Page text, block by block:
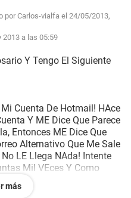
por Carlos-vialfa el 24/05/2013,
2013 a las 05:59
Y Tengo El Siguiente
Cuenta De Hotmail! HAce
Y ME Dice Que Parece
Entonces ME Dice Que
Alternativo Que Me Sale
LE Llega NAda! Intente
Mil VEces Y Como
Restablecer LA
el E-mail Al Otro Correo
más